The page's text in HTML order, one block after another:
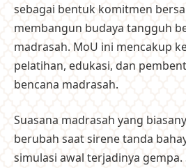
sebagai bentuk komitmen
membangun budaya tangguh
madrasah. MoU ini mencakup
pelatihan, edukasi, dan
bencana madrasah.
Suasana madrasah yang
berubah saat sirene tanda
simulasi awal terjadinya